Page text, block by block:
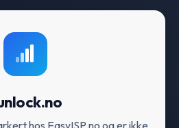
hos EasyISP.no og er ikke